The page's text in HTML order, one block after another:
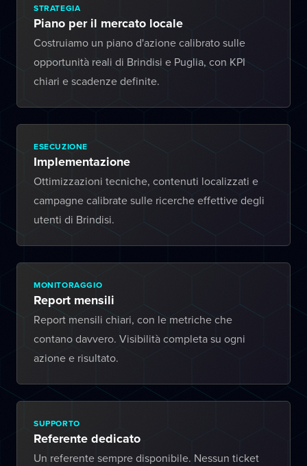
STRATEGIA
Piano per il mercato locale
Costruiamo un piano d'azione calibrato sulle
opportunità reali di Brindisi e Puglia, con KPI
chiari e scadenze definite.
ESECUZIONE
Implementazione
Ottimizzazioni tecniche, contenuti localizzati e
campagne calibrate sulle ricerche effettive degli
utenti di Brindisi.
MONITORAGGIO
Report mensili
Report mensili chiari, con le metriche che
contano davvero. Visibilità completa su ogni
azione e risultato.
SUPPORTO
Referente dedicato
Un referente sempre disponibile. Nessun ticket